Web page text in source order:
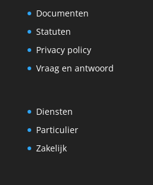
Documenten
Statuten
Privacy policy
Vraag en antwoord
Diensten
Particulier
Zakelijk